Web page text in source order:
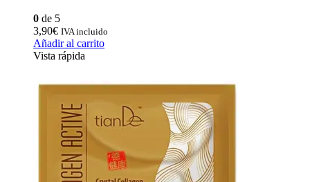
0 de 5
3,90€ IVA incluido
Añadir al carrito
Vista rápida